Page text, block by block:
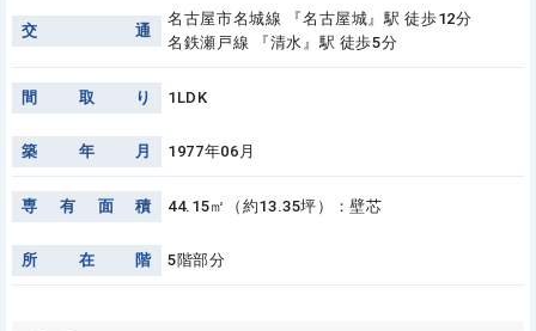
交 通
名古屋市名城線 『名古屋城』駅 徒歩12分
名鉄瀬戸線 『清水』駅 徒歩5分
間 取 り 1LDK
築 年 月 1977年06月
専 有 面 積 44.15㎡（約13.35坪）：壁芯
所 在 階 5階部分